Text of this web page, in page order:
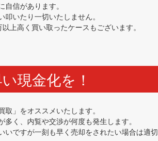
信があります。
いたり一切いたしません。
上高く買い取ったケースもございます。
現金化を！
」をオススメいたします。
く、内覧や交渉が何度も発生します。
いですが一刻も早く売却をされたい場合は適切